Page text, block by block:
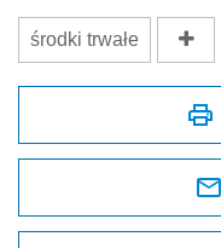
środki trwałe